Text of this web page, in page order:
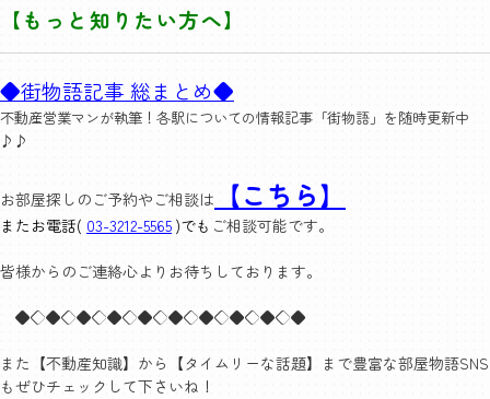
【もっと知りたい方へ】
◆街物語記事 総まとめ◆
不動産営業マンが執筆！各駅についての情報記事「街物語」を随時更新中
♪♪
お部屋探しのご予約やご相談は 【こちら】
またお電話( 03-3212-5565 )でも ご相談可能です。
皆様からのご連絡心よりお待ちしております。
◆◇◆◇◆◇◆◇◆◇◆◇◆◇◆◇◆◇◆
また【不動産知識】から【タイムリーな話題】まで豊富な部屋物語SNS
もぜひチェックして下さいね！